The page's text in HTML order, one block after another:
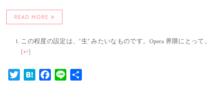
READ MORE
この程度の設定は、“生” みたいなものです。Opera 界隈にとって。
[↩]
TwitterHatenaFacebook
Line